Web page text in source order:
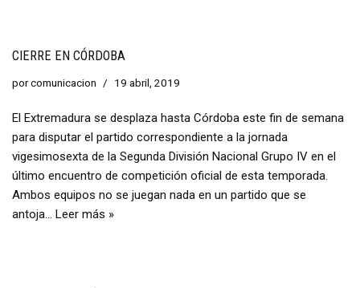
CIERRE EN CÓRDOBA
porcomunicacion 19 abril, 2019
El Extremadura se desplaza hasta Córdoba este fin de semana
para disputar el partido correspondiente a la jornada
vigesimosexta de la Segunda División Nacional Grupo IV en el
último encuentro de competición oficial de esta temporada.
Ambos equipos no se juegan nada en un partido que se
antoja… Leer más »